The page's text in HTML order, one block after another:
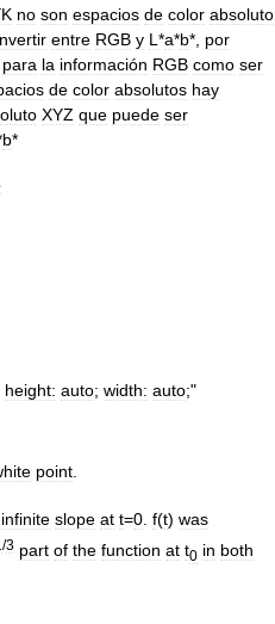
no son espacios de color absoluto
entre RGB y L *a*b*, por
para la información RGB como ser
de color absolutos hay
XYZ que puede ser
b*
height: auto; width: auto;"
point
infinite slope at t=0 f(t) was
/3 part of the function at t0 in both